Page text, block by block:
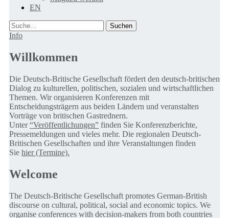
EN
Suche
Info
Willkommen
Die Deutsch-Britische Gesellschaft fördert den deutsch-britischen
Dialog zu kulturellen, politischen, sozialen und wirtschaftlichen
Themen. Wir organisieren Konferenzen mit
Entscheidungsträgern aus beiden Ländern und veranstalten
Vorträge von britischen Gastrednern.
Unter“Veröffentlichungen” finden Sie Konferenzberichte,
Pressemeldungen und vieles mehr. Die regionalen Deutsch-
Britischen Gesellschaften und ihre Veranstaltungen finden
Sie hier (Termine).
Welcome
The Deutsch-Britische Gesellschaft promotes German-British
discourse on cultural, political, social and economic topics. We
organise conferences with decision-makers from both countries